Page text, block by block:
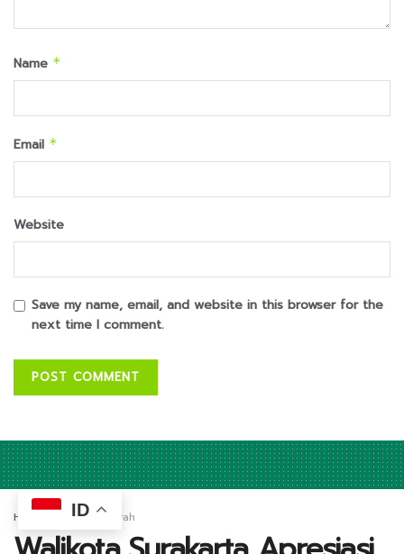
Name *
Email *
Website
Save my name, email, and website in this browser for the
next time I comment.
Home Lintas Daerah
ID